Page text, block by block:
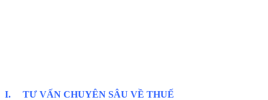
I. TƯ VẤN CHUYÊN SÂU VỀ THUẾ